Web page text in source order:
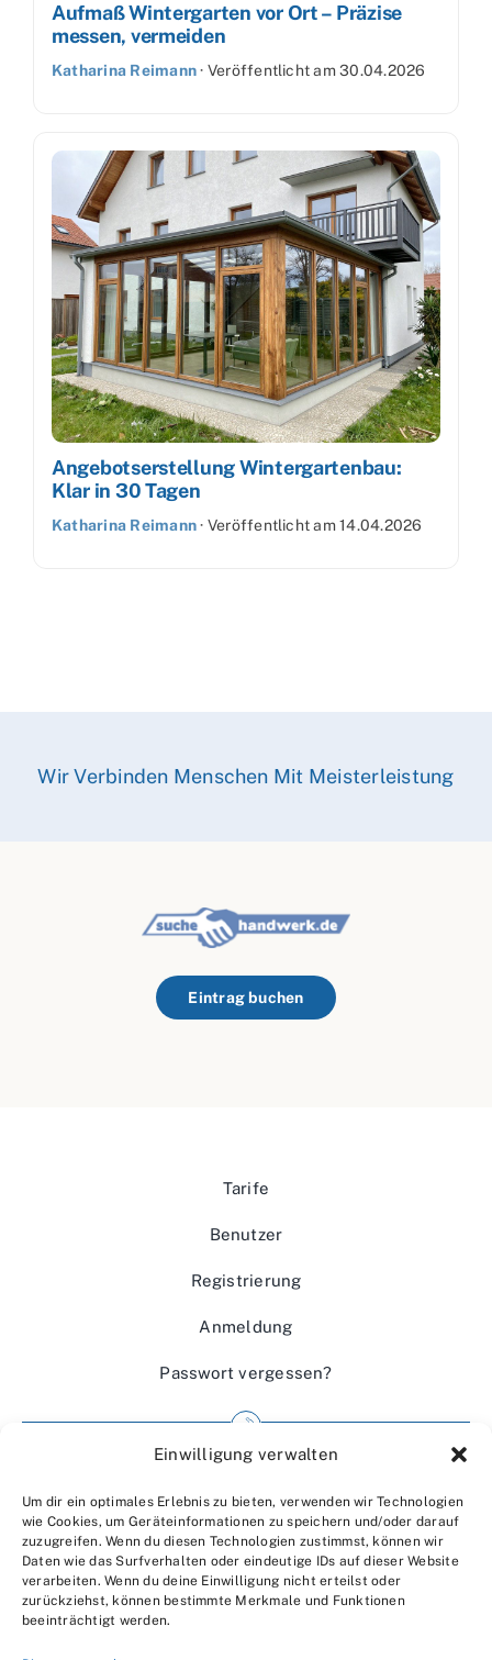
Einwilligung verwalten
Um dir ein optimales Erlebnis zu bieten, verwenden wir Technologien
wie Cookies, um Geräteinformationen zu speichern und/oder darauf
zuzugreifen. Wenn du diesen Technologien zustimmst, können wir
Daten wie das Surfverhalten oder eindeutige IDs auf dieser Website
verarbeiten. Wenn du deine Einwilligung nicht erteilst oder
zurückziehst, können bestimmte Merkmale und Funktionen
beeinträchtigt werden.
Aufmaß Wintergarten vor Ort – Präzise
messen, vermeiden
Katharina Reimann· Veröffentlicht am30.04.2026
Angebotserstellung Wintergartenbau:
Klar in 30 Tagen
Katharina Reimann· Veröffentlicht am14.04.2026
Wir Verbinden Menschen Mit Meisterleistung
Eintrag buchen
Tarife
Benutzer
Registrierung
Anmeldung
Passwort vergessen?
Wir über uns
Kontakt
Datenschutzerklärung